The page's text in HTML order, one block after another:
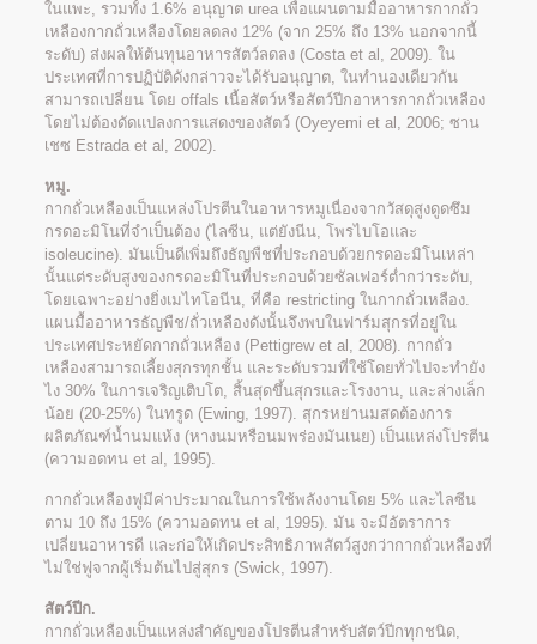
ในแพะ, รวมทั้ง 1.6% อนุญาต urea เพื่อแผนตามมื้ออาหารกากถั่ว
เหลืองกากถั่วเหลืองโดยลดลง 12% (จาก 25% ถึง 13% นอกจากนี้
ระดับ) ส่งผลให้ต้นทุนอาหารสัตว์ลดลง (Costa et al, 2009). ใน
ประเทศที่การปฏิบัติดังกล่าวจะได้รับอนุญาต, ในทำนองเดียวกัน
สามารถเปลี่ยน โดย offals เนื้อสัตว์หรือสัตว์ปีกอาหารกากถั่วเหลือง
โดยไม่ต้องดัดแปลงการแสดงของสัตว์ (Oyeyemi et al, 2006; ซาน
เชซ Estrada et al, 2002).
หมู.
กากถั่วเหลืองเป็นแหล่งโปรตีนในอาหารหมูเนื่องจากวัสดุสูงดูดซึม
กรดอะมิโนที่จำเป็นต้อง (ไลซีน, แต่ยังนีน, โพรไบโอและ
isoleucine). มันเป็นดีเพิ่มถึงธัญพืชที่ประกอบด้วยกรดอะมิโนเหล่า
นั้นแต่ระดับสูงของกรดอะมิโนที่ประกอบด้วยซัลเฟอร์ต่ำกว่าระดับ,
โดยเฉพาะอย่างยิ่งเมไทโอนีน, ที่คือ restricting ในกากถั่วเหลือง.
แผนมื้ออาหารธัญพืช/ถั่วเหลืองดังนั้นจึงพบในฟาร์มสุกรที่อยู่ใน
ประเทศประหยัดกากถั่วเหลือง (Pettigrew et al, 2008). กากถั่ว
เหลืองสามารถเลี้ยงสุกรทุกชั้น และระดับรวมที่ใช้โดยทั่วไปจะทำยัง
ไง 30% ในการเจริญเติบโต, สิ้นสุดขึ้นสุกรและโรงงาน, และล่างเล็ก
น้อย (20-25%) ในทรูด (Ewing, 1997). สุกรหย่านมสดต้องการ
ผลิตภัณฑ์น้ำนมแห้ง (หางนมหรือนมพร่องมันเนย) เป็นแหล่งโปรตีน
(ความอดทน et al, 1995).
กากถั่วเหลืองฟูมีค่าประมาณในการใช้พลังงานโดย 5% และไลซีน
ตาม 10 ถึง 15% (ความอดทน et al, 1995). มัน จะมีอัตราการ
เปลี่ยนอาหารดี และก่อให้เกิดประสิทธิภาพสัตว์สูงกว่ากากถั่วเหลืองที่
ไม่ใช่ฟูจากผู้เริ่มต้นไปสู่สุกร (Swick, 1997).
สัตว์ปีก.
กากถั่วเหลืองเป็นแหล่งสำคัญของโปรตีนสำหรับสัตว์ปีกทุกชนิด,